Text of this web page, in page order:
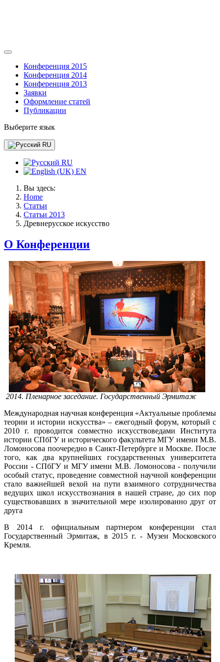
Конференция 2015
Конференция 2014
Конференция 2013
Заявки
Оформление статей
Публикации
Выберите язык
RU
RU
EN
Вы здесь:
Home
Статьи
Статьи 2013
Древнерусское искусство
О Конференции
2014. Пленарное заседание. Государственный Эрмитаж
Международная научная конференция «Актуальные проблемы
теории и истории искусства» – ежегодный форум, который с
2010 г. проводится совместно искусствоведами Института
истории СПбГУ и исторического факультета МГУ имени М.В.
Ломоносова поочередно в Санкт-Петербурге и Москве. После
того, как два крупнейших государственных университета
России - СПбГУ и МГУ имени М.В. Ломоносова - получили
особый статус, проведение совместной научной конференции
стало важнейшей вехой на пути взаимного сотрудничества
ведущих школ искусствознания в нашей стране, до сих пор
существовавших в значительной мере изолированно друг от
друга
В 2014 г. официальным партнером конференции стал
Государственный Эрмитаж, в 2015 г. - Музеи Московского
Кремля.